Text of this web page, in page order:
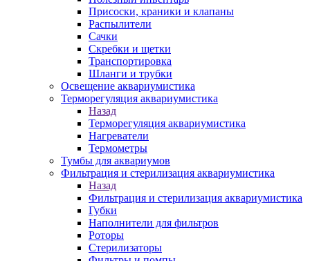
Присоски, краники и клапаны
Распылители
Сачки
Скребки и щетки
Транспортировка
Шланги и трубки
Освещение аквариумистика
Терморегуляция аквариумистика
Назад
Терморегуляция аквариумистика
Нагреватели
Термометры
Тумбы для аквариумов
Фильтрация и стерилизация аквариумистика
Назад
Фильтрация и стерилизация аквариумистика
Губки
Наполнители для фильтров
Роторы
Стерилизаторы